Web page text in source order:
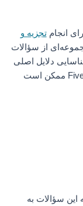
تجزیه و
از سؤالات
دلایل اصلی
مشکل راهنمایی کند. یک الگوی اصلی Five Whys ممکن است
سؤالات به